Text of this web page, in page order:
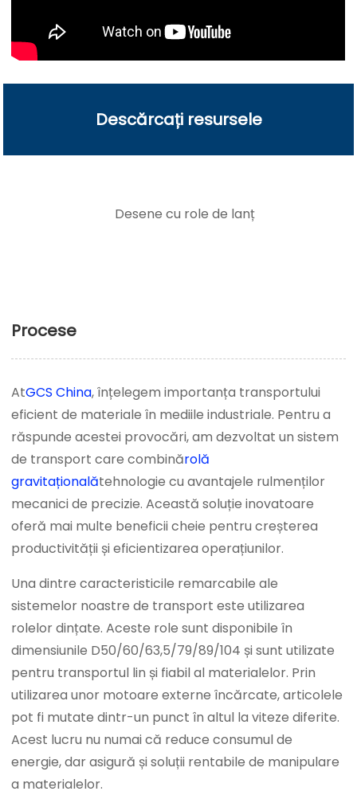
Descărcați resursele
Desene cu role de lanț
Procese
AtGCS China, înțelegem importanța transportului
eficient de materiale în mediile industriale. Pentru a
răspunde acestei provocări, am dezvoltat un sistem
de transport care combinărolă
gravitaționalătehnologie cu avantajele rulmenților
mecanici de precizie. Această soluție inovatoare
oferă mai multe beneficii cheie pentru creșterea
productivității și eficientizarea operațiunilor.
Una dintre caracteristicile remarcabile ale
sistemelor noastre de transport este utilizarea
rolelor dințate. Aceste role sunt disponibile în
dimensiunile D50/60/63,5/79/89/104 și sunt utilizate
pentru transportul lin și fiabil al materialelor. Prin
utilizarea unor motoare externe încărcate, articolele
pot fi mutate dintr-un punct în altul la viteze diferite.
Acest lucru nu numai că reduce consumul de
energie, dar asigură și soluții rentabile de manipulare
a materialelor.